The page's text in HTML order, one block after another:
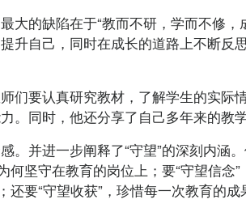
的缺陷在于“教而不研，学而不修，
升自己，同时在成长的道路上不断反
要认真研究教材，了解学生的实际
。同时，他还分享了自己多年来的教
并进一步阐释了“守望”的深刻内涵
坚守在教育的岗位上；要“守望信念
要“守望收获”，珍惜每一次教育的